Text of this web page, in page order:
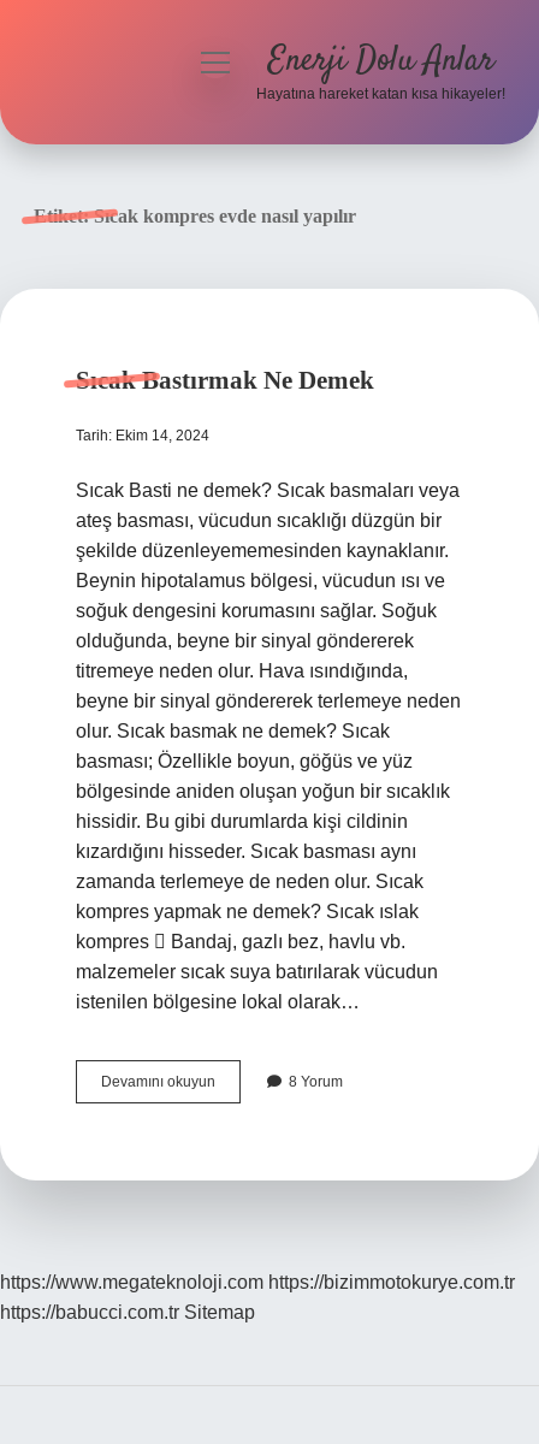
menüyüEnerji Dolu Anlar
Hayatına hareket katan kısa hikayeler!
Etiket:Sıcak kompres evde nasıl yapılır
Sıcak Bastırmak Ne Demek
Tarih: Ekim 14, 2024
Sıcak Basti ne demek? Sıcak basmaları veya
ateş basması, vücudun sıcaklığı düzgün bir
şekilde düzenleyememesinden kaynaklanır.
Beynin hipotalamus bölgesi, vücudun ısı ve
soğuk dengesini korumasını sağlar. Soğuk
olduğunda, beyne bir sinyal göndererek
titremeye neden olur. Hava ısındığında,
beyne bir sinyal göndererek terlemeye neden
olur. Sıcak basmak ne demek? Sıcak
basması; Özellikle boyun, göğüs ve yüz
bölgesinde aniden oluşan yoğun bir sıcaklık
hissidir. Bu gibi durumlarda kişi cildinin
kızardığını hisseder. Sıcak basması aynı
zamanda terlemeye de neden olur. Sıcak
kompres yapmak ne demek? Sıcak ıslak
kompres  Bandaj, gazlı bez, havlu vb.
malzemeler sıcak suya batırılarak vücudun
istenilen bölgesine lokal olarak…
Devamını okuyun
Bastırmak
8 Yorum
https://www.megateknoloji.com https://bizimmotokurye.com.tr
https://babucci.com.tr Sitemap